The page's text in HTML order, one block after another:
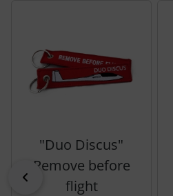
"Duo Discus"
Remove before
flight